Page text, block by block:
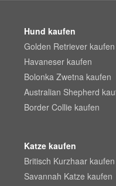
Hund kaufen
Golden Retriever kaufen
Havaneser kaufen
Bolonka Zwetna kaufen
Australian Shepherd
Border Collie kaufen
Katze kaufen
Britisch Kurzhaar kaufen
Savannah Katze kaufen